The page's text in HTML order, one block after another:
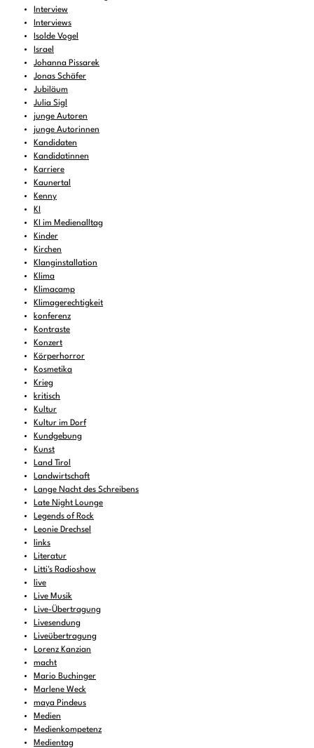
Interview
Interviews
Isolde Vogel
Israel
Johanna Pissarek
Jonas Schäfer
Jubiläum
Julia Sigl
junge Autoren
junge Autorinnen
Kandidaten
Kandidatinnen
Karriere
Kaunertal
Kenny
KI
KI im Medienalltag
Kinder
Kirchen
Klanginstallation
Klima
Klimacamp
Klimagerechtigkeit
konferenz
Kontraste
Konzert
Körperhorror
Kosmetika
Krieg
kritisch
Kultur
Kultur im Dorf
Kundgebung
Kunst
Land Tirol
Landwirtschaft
Lange Nacht des Schreibens
Late Night Lounge
Legends of Rock
Leonie Drechsel
links
Literatur
Litti's Radioshow
live
Live Musik
Live-Übertragung
Livesendung
Liveübertragung
Lorenz Kanzian
macht
Mario Buchinger
Marlene Weck
maya Pindeus
Medien
Medienkompetenz
Medientag